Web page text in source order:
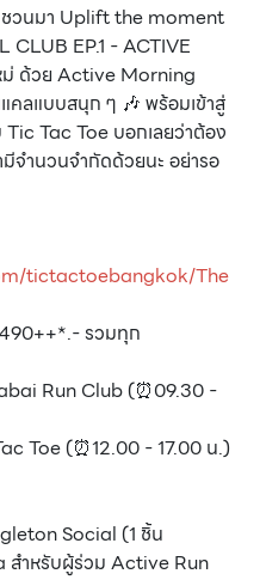
วนมา Uplift the moment
CLUB EP.1 - ACTIVE
ม่ ด้วย Active Morning
คลแบบสนุก ๆ 🎶 พร้อมเข้าสู่
Tac Toe บอกเลยว่าต้อง
จำนวนจำกัดด้วยนะ อย่ารอ
tictactoebangkok/The
รวมทุก
Run Club (⏰09.30 -
Toe (⏰12.00 - 17.00 น.)
Social (1 ชิ้น
สำหรับผู้ร่วม Active Run